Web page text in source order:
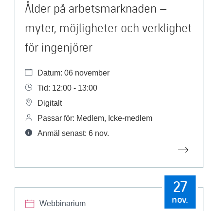
Ålder på arbetsmarknaden –
myter, möjligheter och verklighet
för ingenjörer
Datum: 06 november
Tid: 12:00 - 13:00
Digitalt
Passar för: Medlem, Icke-medlem
Anmäl senast: 6 nov.
Webbinarium
27
nov.